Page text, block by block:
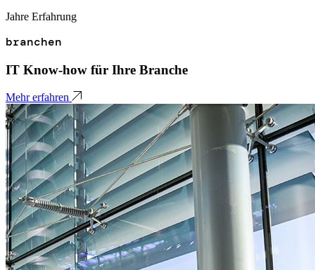
Jahre Erfahrung
branchen
IT Know-how für Ihre Branche
Mehr erfahren